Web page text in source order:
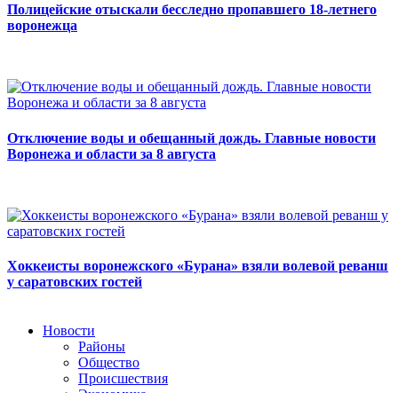
Полицейские отыскали бесследно пропавшего 18-летнего
воронежца
Отключение воды и обещанный дождь. Главные новости
Воронежа и области за 8 августа
Хоккеисты воронежского «Бурана» взяли волевой реванш
у саратовских гостей
Новости
Районы
Общество
Происшествия